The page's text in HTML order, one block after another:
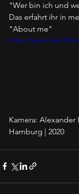
"Wer bin ich und
Das erfahrt ihr in
"About me"
https://youtu.be/
Kamera: Alexander
Hamburg | 2020